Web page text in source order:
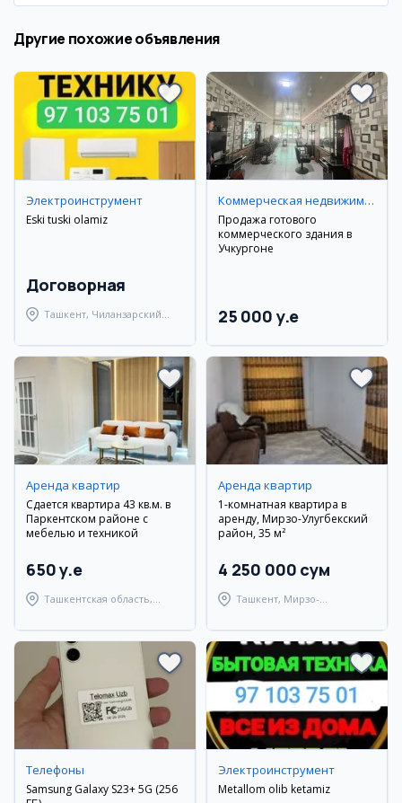
Другие похожие объявления
Электроинструмент
Eski tuski olamiz
Договорная
Ташкент, Чиланзарский
Коммерческая недвижимость
Продажа готового
коммерческого здания в
Учкургоне
25 000 y.e
Аренда квартир
Сдается квартира 43 кв.м. в
Паркентском районе с
мебелью и техникой
650 y.e
Ташкентская область,
Аренда квартир
1-комнатная квартира в
аренду, Мирзо-Улугбекский
район, 35 м²
4 250 000 сум
Ташкент, Мирзо-
Телефоны
Samsung Galaxy S23+ 5G (256
Электроинструмент
Metallom olib ketamiz